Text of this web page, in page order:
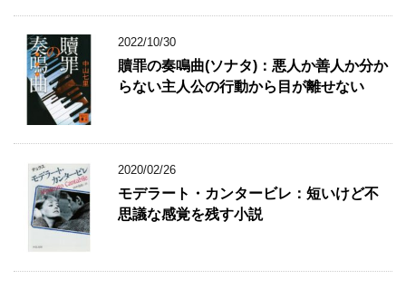
2022/10/30
贖罪の奏鳴曲(ソナタ)：悪人か善人か分か
らない主人公の行動から目が離せない
2020/02/26
モデラート・カンタービレ：短いけど不
思議な感覚を残す小説